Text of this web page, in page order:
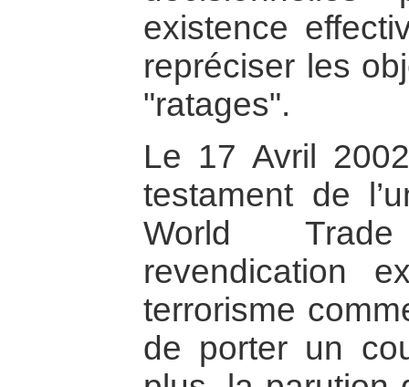
existence
repréciser les
"ratages".
Le 17 Avril
testament de
World
revendication
terrorisme
de porter un